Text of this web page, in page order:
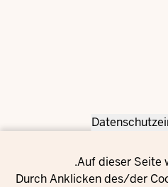
Auf dieser Seite
Durch Anklicken des/der